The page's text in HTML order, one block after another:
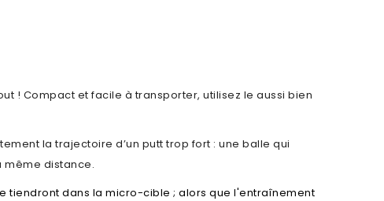
! Compact et facile à transporter, utilisez le aussi bien
la trajectoire d’un putt trop fort : une balle qui
même distance.
tiendront dans la micro-cible ; alors que l'entraînement